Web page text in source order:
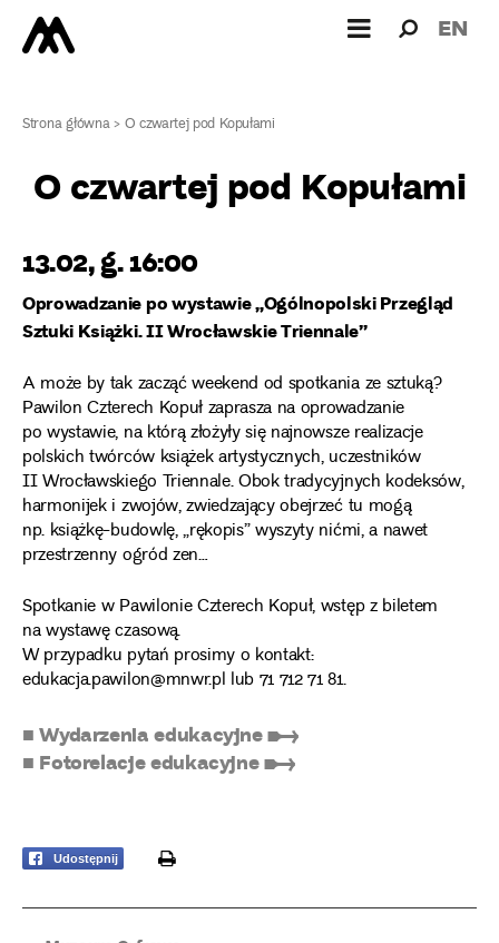
dla: EN
Strona główna>O czwartej pod Kopułami
O czwartej pod Kopułami
13.02, g. 16:00
Oprowadzanie po wystawie „Ogólnopolski Przegląd
Sztuki Książki. II Wrocławskie Triennale”
A może by tak zacząć weekend od spotkania ze sztuką?
Pawilon Czterech Kopuł zaprasza na oprowadzanie
po wystawie, na którą złożyły się najnowsze realizacje
polskich twórców książek artystycznych, uczestników
II Wrocławskiego Triennale. Obok tradycyjnych kodeksów,
harmonijek i zwojów, zwiedzający obejrzeć tu mogą
np. książkę-budowlę, „rękopis” wyszyty nićmi, a nawet
przestrzenny ogród zen…
Spotkanie w Pawilonie Czterech Kopuł, wstęp z biletem
na wystawę czasową.
W przypadku pytań prosimy o kontakt:
edukacja.pawilon@mnwr.pl lub 71 712 71 81.
■ Wydarzenia edukacyjne ➸
■ Fotorelacje edukacyjne ➸
Udostępnij print